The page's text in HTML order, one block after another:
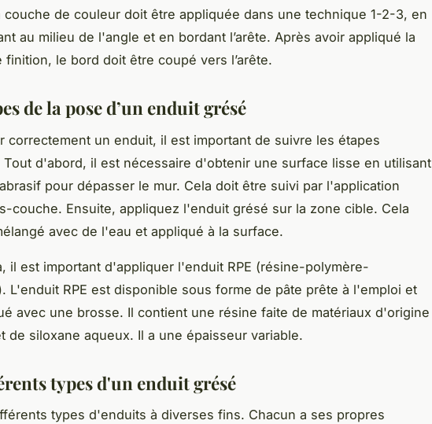
couche de couleur doit être appliquée dans une technique 1-2-3, en
au milieu de l'angle et en bordant l’arête. Après avoir appliqué la
finition, le bord doit être coupé vers l’arête.
de la pose d’un enduit grésé
correctement un enduit, il est important de suivre les étapes
Tout d'abord, il est nécessaire d'obtenir une surface lisse en utilisant
pour dépasser le mur. Cela doit être suivi par l'application
couche. Ensuite, appliquez l'enduit grésé sur la zone cible. Cela
avec de l'eau et appliqué à la surface.
il est important d'appliquer l'enduit RPE (résine-polymère-
L'enduit RPE est disponible sous forme de pâte prête à l'emploi et
avec une brosse. Il contient une résine faite de matériaux d'origine
de siloxane aqueux. Il a une épaisseur variable.
types d'un enduit grésé
types d'enduits à diverses fins. Chacun a ses propres